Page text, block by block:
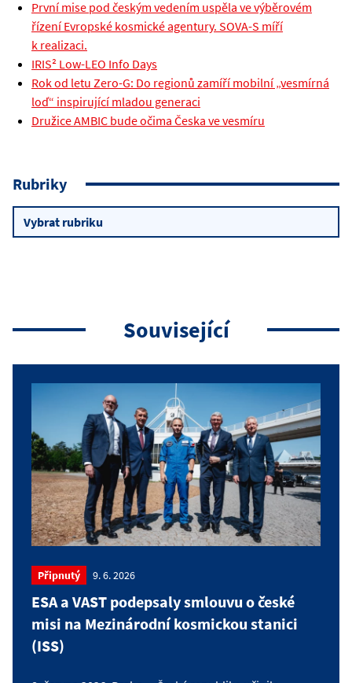
První mise pod českým vedením uspěla ve výběrovém
řízení Evropské kosmické agentury. SOVA-S míří
k realizaci.
IRIS² Low-LEO Info Days
Rok od letu Zero-G: Do regionů zamíří mobilní „vesmírná
loď“ inspirující mladou generaci
Družice AMBIC bude očima Česka ve vesmíru
Rubriky
Rubriky
Související
Připnutý 9. 6. 2026
ESA a VAST podepsaly smlouvu o české
misi na Mezinárodní kosmickou stanici
(ISS)